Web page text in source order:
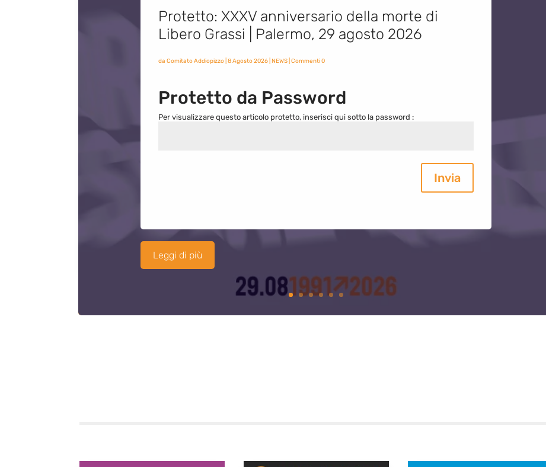
Protetto: XXXV anniversario della morte di
Libero Grassi | Palermo, 29 agosto 2026
da Comitato Addiopizzo| 8 Agosto 2026| NEWS| Commenti 0
Protetto da Password
Per visualizzare questo articolo protetto, inserisci qui sotto la password :
Invia
Leggi di più